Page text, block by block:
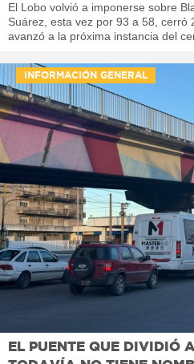
El Lobo volvió a imponerse sobre
Suárez, esta vez por 93 a 58, cerró
avanzó a la próxima instancia del
INFORMACIÓN GENERAL
EL PUENTE QUE DIVIDIÓ